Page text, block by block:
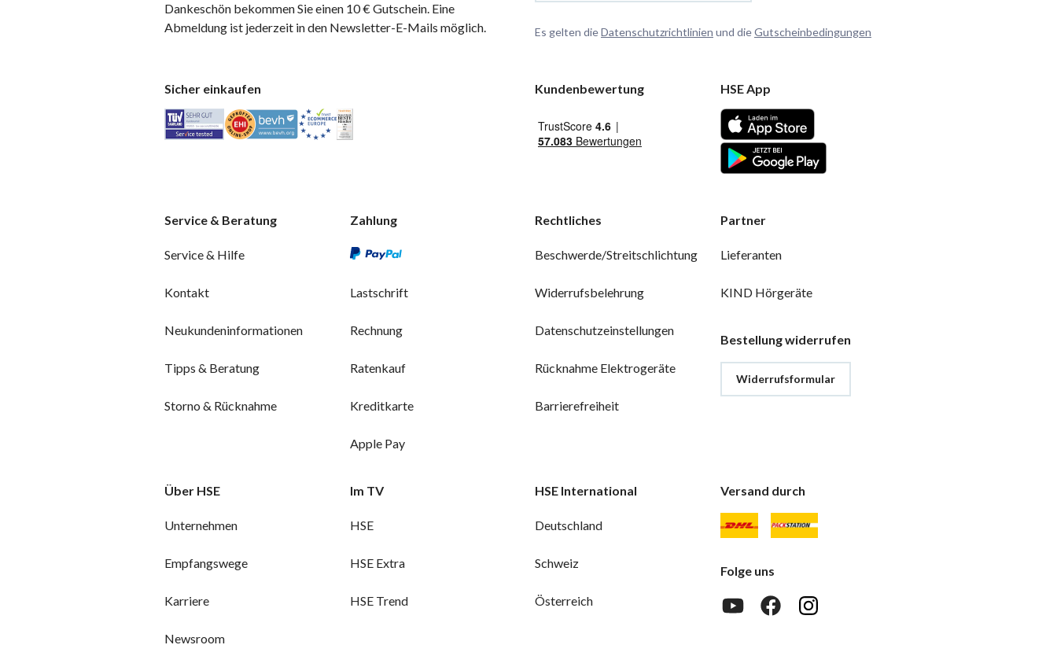
Dankeschön bekommen Sie einen 10 € Gutschein. Eine
Abmeldung ist jederzeit in den Newsletter-E-Mails möglich.
Es gelten dieDatenschutzrichtlinien und dieGutscheinbedingungen
Sicher einkaufen Kundenbewertung HSE App
Service & Beratung
Service & Hilfe
Kontakt
Neukundeninformationen
Tipps & Beratung
Storno & Rücknahme
Zahlung
Lastschrift
Rechnung
Ratenkauf
Kreditkarte
Apple Pay
Rechtliches
Beschwerde/Streitschlichtung
Widerrufsbelehrung
Datenschutzeinstellungen
Rücknahme Elektrogeräte
Barrierefreiheit
Partner
Lieferanten
KIND Hörgeräte
Bestellung widerrufen
Widerrufsformular
Über HSE
Unternehmen
Empfangswege
Karriere
Newsroom
Im TV
HSE
HSE Extra
HSE Trend
HSE International
Deutschland
Schweiz
Österreich
Versand durch
Folge uns